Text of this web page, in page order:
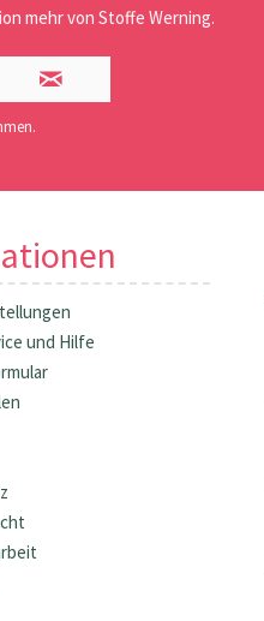
mehr von Stoffe Werning.
und Hilfe